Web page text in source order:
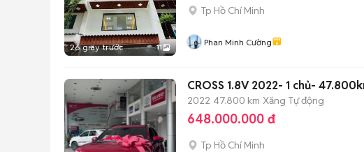
26 giây trước 11
Tp Hồ Chí Minh
Phan Minh Cường
CROSS 1.8V 2022- 1 chủ-
2022 47.800 km Xăng Tự động
648.000.000 đ
Tp Hồ Chí Minh